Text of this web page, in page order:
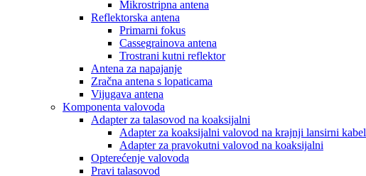
Mikrostripna antena
Reflektorska antena
Primarni fokus
Cassegrainova antena
Trostrani kutni reflektor
Antena za napajanje
Zračna antena s lopaticama
Vijugava antena
Komponenta valovoda
Adapter za talasovod na koaksijalni
Adapter za koaksijalni valovod na krajnji lansirni kabel
Adapter za pravokutni valovod na koaksijalni
Opterećenje valovoda
Pravi talasovod